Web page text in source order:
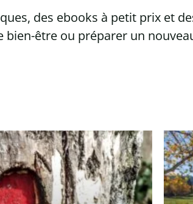
des ebooks à petit prix et
bien-être ou préparer un